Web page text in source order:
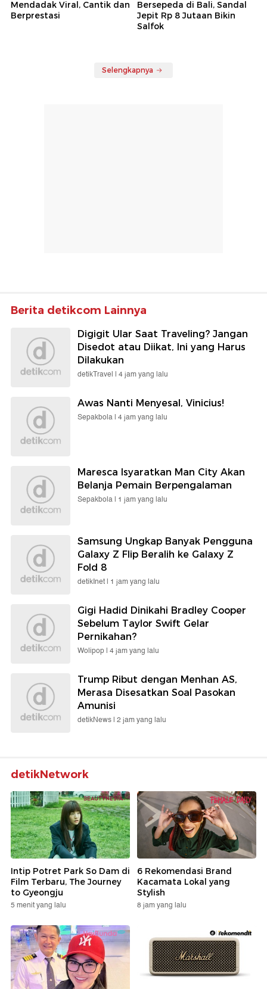
Mendadak Viral, Cantik dan
Berprestasi
Bersepeda di Bali, Sandal
Jepit Rp 8 Jutaan Bikin
Salfok
Selengkapnya
Berita detikcom Lainnya
Digigit Ular Saat Traveling? Jangan
Disedot atau Diikat, Ini yang Harus
Dilakukan
detikTravel | 4 jam yang lalu
Awas Nanti Menyesal, Vinicius!
Sepakbola | 4 jam yang lalu
Maresca Isyaratkan Man City Akan
Belanja Pemain Berpengalaman
Sepakbola | 1 jam yang lalu
Samsung Ungkap Banyak Pengguna
Galaxy Z Flip Beralih ke Galaxy Z
Fold 8
detikInet | 1 jam yang lalu
Gigi Hadid Dinikahi Bradley Cooper
Sebelum Taylor Swift Gelar
Pernikahan?
Wolipop | 4 jam yang lalu
Trump Ribut dengan Menhan AS,
Merasa Disesatkan Soal Pasokan
Amunisi
detikNews | 2 jam yang lalu
detikNetwork
Intip Potret Park So Dam di
Film Terbaru, The Journey
to Gyeongju
5 menit yang lalu
6 Rekomendasi Brand
Kacamata Lokal yang
Stylish
8 jam yang lalu